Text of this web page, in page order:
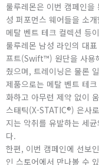
룰루레몬은 이번 캠페인
성 퍼포먼스 웨어들을 소
메탈 벤트 테크 컬렉션 등
룰루레몬 남성 라인의 대
프트(Swift™) 원단을 사용
췄으며, 트레이닝은 물론
제품으로는 메탈 벤트 테
화하고 아무런 제약 없이
스태틱(X-STATIC®) 은사
지는 악취를 유발하는 세
다.
한편, 이번 캠페인에 선보
인 스토어에서 만나볼 수